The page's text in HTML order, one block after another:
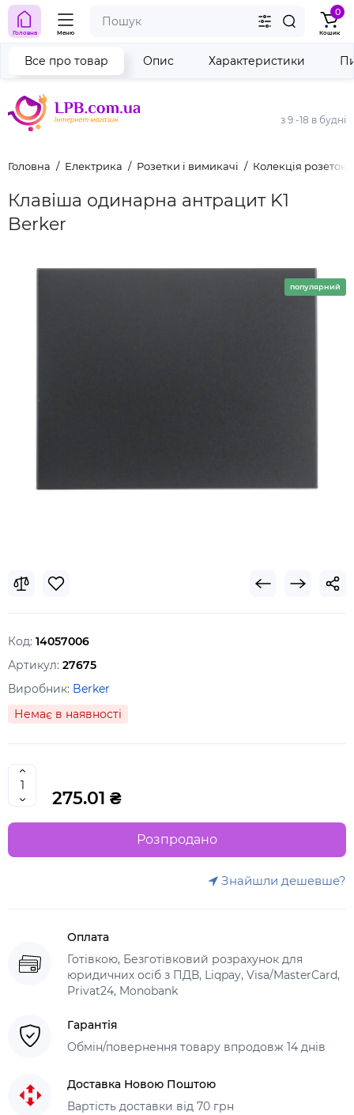
з 9 -18 в будні
Головна Меню
0
Кошик
Головна Електрика Розетки і вимикачі Колекція розеток
Клавіша одинарна антрацит K1
Berker
Все про товар Опис Характеристики
популярний
Код: 14057006
Артикул: 27675
Виробник: Berker
Немає в наявності
275.01 ₴
Розпродано
Знайшли дешевше?
Оплата
Готівкою, Безготівковий розрахунок для
юридичних осіб з ПДВ, Liqpay, Visa/MasterCard,
Privat24, Monobank
Гарантія
Обмін/повернення товару впродовж 14 днів
Доставка Новою Поштою
Вартість доставки від 70 грн